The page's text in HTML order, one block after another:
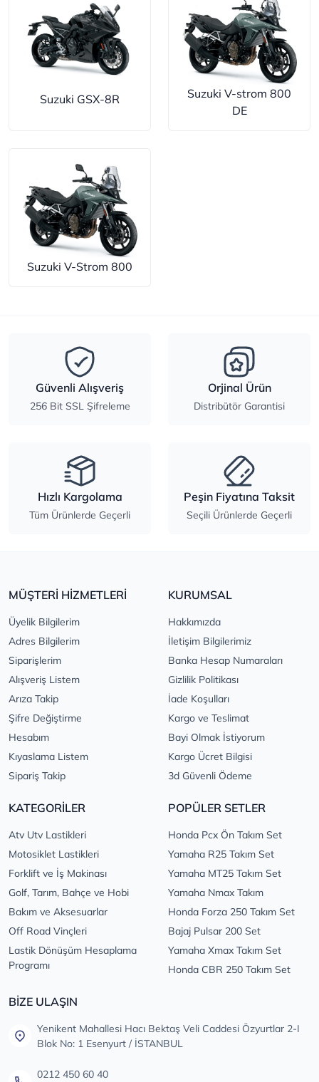
Suzuki GSX-8R
Suzuki V-strom 800
DE
Suzuki V-Strom 800
Güvenli Alışveriş
256 Bit SSL Şifreleme
Orjinal Ürün
Distribütör Garantisi
Hızlı Kargolama
Tüm Ürünlerde Geçerli
Peşin Fiyatına Taksit
Seçili Ürünlerde Geçerli
MÜŞTERİ HİZMETLERİ
Üyelik Bilgilerim
Adres Bilgilerim
Siparişlerim
Alışveriş Listem
Arıza Takip
Şifre Değiştirme
Hesabım
Kıyaslama Listem
Sipariş Takip
KURUMSAL
Hakkımızda
İletişim Bilgilerimiz
Banka Hesap Numaraları
Gizlilik Politikası
İade Koşulları
Kargo ve Teslimat
Bayi Olmak İstiyorum
Kargo Ücret Bilgisi
3d Güvenli Ödeme
KATEGORİLER
Atv Utv Lastikleri
Motosiklet Lastikleri
Forklift ve İş Makinası
Golf, Tarım, Bahçe ve Hobi
Bakım ve Aksesuarlar
Off Road Vinçleri
Lastik Dönüşüm Hesaplama
Programı
POPÜLER SETLER
Honda Pcx Ön Takım Set
Yamaha R25 Takım Set
Yamaha MT25 Takım Set
Yamaha Nmax Takım
Honda Forza 250 Takım Set
Bajaj Pulsar 200 Set
Yamaha Xmax Takım Set
Honda CBR 250 Takım Set
BİZE ULAŞIN
Yenikent Mahallesi Hacı Bektaş Veli Caddesi Özyurtlar 2-I
Blok No: 1 Esenyurt / İSTANBUL
0212 450 60 40